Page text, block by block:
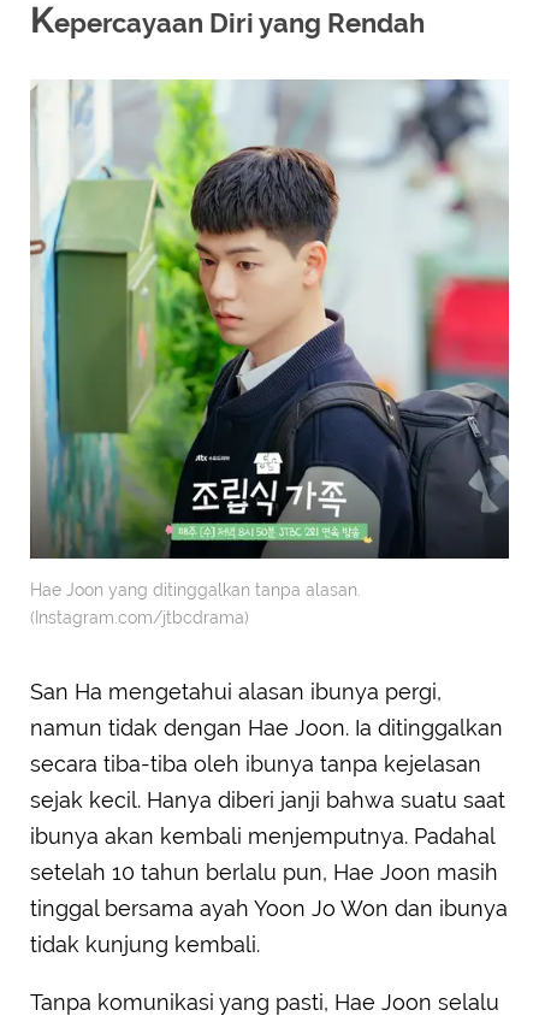
Kepercayaan Diri yang Rendah
Hae Joon yang ditinggalkan tanpa alasan.
(Instagram.com/jtbcdrama)
San Ha mengetahui alasan ibunya pergi,
namun tidak dengan Hae Joon. Ia ditinggalkan
secara tiba-tiba oleh ibunya tanpa kejelasan
sejak kecil. Hanya diberi janji bahwa suatu saat
ibunya akan kembali menjemputnya. Padahal
setelah 10 tahun berlalu pun, Hae Joon masih
tinggal bersama ayah Yoon Jo Won dan ibunya
tidak kunjung kembali.
Tanpa komunikasi yang pasti, Hae Joon selalu